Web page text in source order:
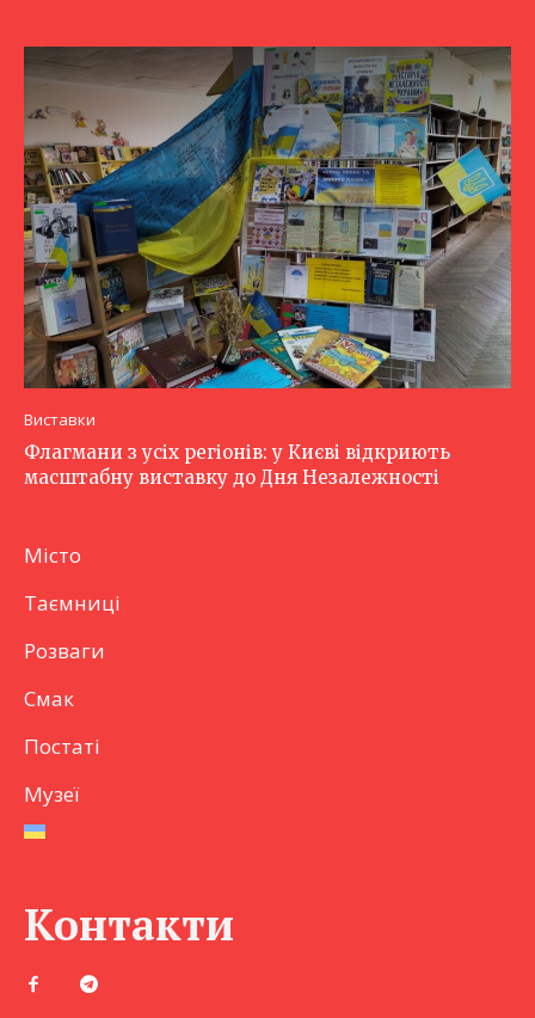
Виставки
Флагмани з усіх регіонів: у Києві відкриють
масштабну виставку до Дня Незалежності
Місто
Таємниці
Розваги
Смак
Постаті
Музеї
Контакти